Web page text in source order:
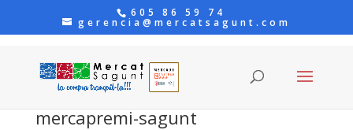
605 86 59 74
gerencia@mercatsagunt.com
mercapremi-sagunt